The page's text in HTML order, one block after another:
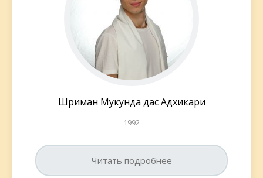
Шриман Мукунда дас Адхикари
1992
Читать подробнее